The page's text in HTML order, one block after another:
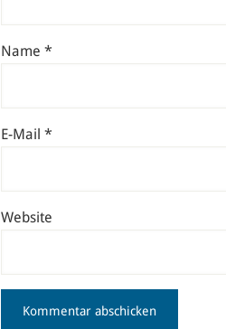
Name *
E-Mail *
Website